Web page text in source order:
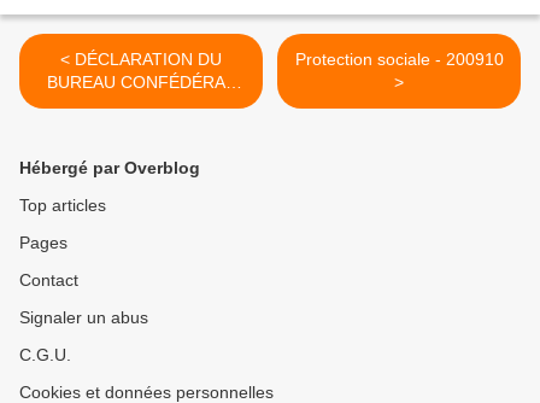
< DÉCLARATION DU
BUREAU CONFÉDÉRAL
DU 20 SEPTEMBRE 2010 -
Protection sociale - 200910
>
Hébergé par Overblog
Top articles
Pages
Contact
Signaler un abus
C.G.U.
Cookies et données personnelles